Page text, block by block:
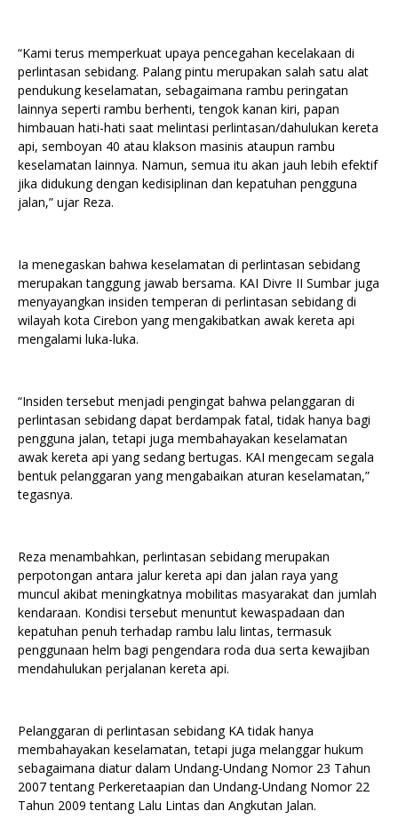
“Kami terus memperkuat upaya pencegahan kecelakaan di
perlintasan sebidang. Palang pintu merupakan salah satu alat
pendukung keselamatan, sebagaimana rambu peringatan
lainnya seperti rambu berhenti, tengok kanan kiri, papan
himbauan hati-hati saat melintasi perlintasan/dahulukan kereta
api, semboyan 40 atau klakson masinis ataupun rambu
keselamatan lainnya. Namun, semua itu akan jauh lebih efektif
jika didukung dengan kedisiplinan dan kepatuhan pengguna
jalan,” ujar Reza.
Ia menegaskan bahwa keselamatan di perlintasan sebidang
merupakan tanggung jawab bersama. KAI Divre II Sumbar juga
menyayangkan insiden temperan di perlintasan sebidang di
wilayah kota Cirebon yang mengakibatkan awak kereta api
mengalami luka-luka.
“Insiden tersebut menjadi pengingat bahwa pelanggaran di
perlintasan sebidang dapat berdampak fatal, tidak hanya bagi
pengguna jalan, tetapi juga membahayakan keselamatan
awak kereta api yang sedang bertugas. KAI mengecam segala
bentuk pelanggaran yang mengabaikan aturan keselamatan,”
tegasnya.
Reza menambahkan, perlintasan sebidang merupakan
perpotongan antara jalur kereta api dan jalan raya yang
muncul akibat meningkatnya mobilitas masyarakat dan jumlah
kendaraan. Kondisi tersebut menuntut kewaspadaan dan
kepatuhan penuh terhadap rambu lalu lintas, termasuk
penggunaan helm bagi pengendara roda dua serta kewajiban
mendahulukan perjalanan kereta api.
Pelanggaran di perlintasan sebidang KA tidak hanya
membahayakan keselamatan, tetapi juga melanggar hukum
sebagaimana diatur dalam Undang-Undang Nomor 23 Tahun
2007 tentang Perkeretaapian dan Undang-Undang Nomor 22
Tahun 2009 tentang Lalu Lintas dan Angkutan Jalan.